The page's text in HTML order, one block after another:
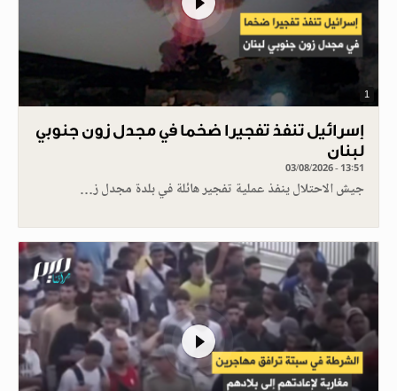
1
إسرائيل تنفذ تفجيرا ضخما في مجدل زون جنوبي
لبنان
03/08/2026 - 13:51
جيش الاحتلال ينفذ عملية تفجير هائلة في بلدة مجدل ز…